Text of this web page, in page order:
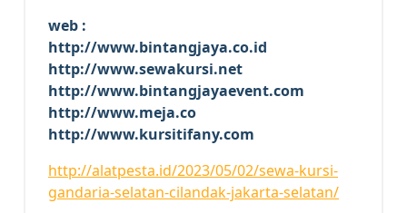
web :
http://www.bintangjaya.co.id
http://www.sewakursi.net
http://www.bintangjayaevent.com
http://www.meja.co
http://www.kursitifany.com
http://alatpesta.id/2023/05/02/sewa-kursi-
gandaria-selatan-cilandak-jakarta-selatan/